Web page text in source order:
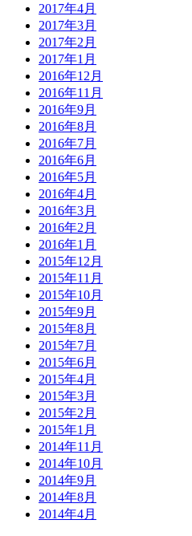
2017年4月
2017年3月
2017年2月
2017年1月
2016年12月
2016年11月
2016年9月
2016年8月
2016年7月
2016年6月
2016年5月
2016年4月
2016年3月
2016年2月
2016年1月
2015年12月
2015年11月
2015年10月
2015年9月
2015年8月
2015年7月
2015年6月
2015年4月
2015年3月
2015年2月
2015年1月
2014年11月
2014年10月
2014年9月
2014年8月
2014年4月